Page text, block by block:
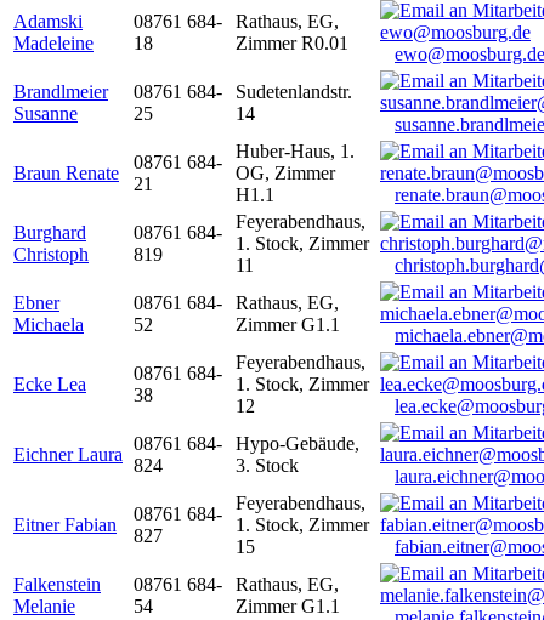
Adamski
Madeleine
08761 684-
18
Rathaus, EG,
Zimmer R0.01
ewo@moosburg.de
Brandlmeier
Susanne
08761 684-
25
Sudetenlandstr.
14
Braun Renate
08761 684-
21
Huber-Haus, 1.
OG, Zimmer
H1.1
Burghard
Christoph
08761 684-
819
Feyerabendhaus,
1. Stock, Zimmer
11
Ebner
Michaela
08761 684-
52
Rathaus, EG,
Zimmer G1.1
Ecke Lea
08761 684-
38
Feyerabendhaus,
1. Stock, Zimmer
12
Eichner Laura
08761 684-
824
Hypo-Gebäude,
3. Stock
Eitner Fabian
08761 684-
827
Feyerabendhaus,
1. Stock, Zimmer
15
Falkenstein
Melanie
08761 684-
54
Rathaus, EG,
Zimmer G1.1